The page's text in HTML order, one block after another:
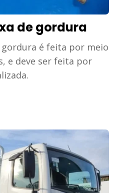
de gordura
gordura é feita por meio
e deve ser feita por